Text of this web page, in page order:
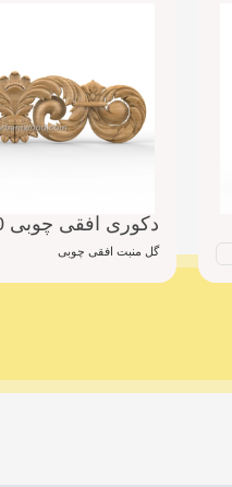
دکوری افقی چوبی 6420
گل منبت افقی چوبی